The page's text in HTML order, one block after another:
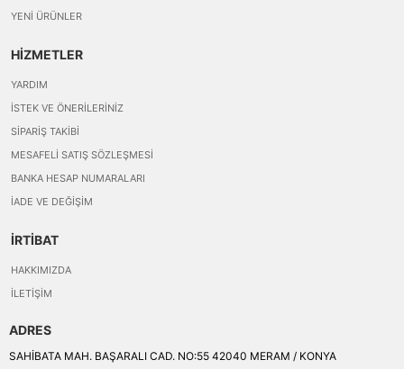
YENI ÜRÜNLER
HİZMETLER
YARDIM
İSTEK VE ÖNERILERINIZ
SIPARIŞ TAKIBI
MESAFELI SATIŞ SÖZLEŞMESI
BANKA HESAP NUMARALARI
İADE VE DEĞIŞIM
İRTİBAT
HAKKIMIZDA
İLETIŞIM
ADRES
SAHİBATA MAH. BAŞARALI CAD. NO:55 42040 MERAM / KONYA